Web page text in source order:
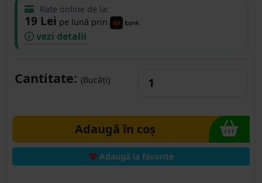
Rate online de la:
19 Lei pe lună prin
vezi detalii
Cantitate: (Bucăți)
Adaugă în coș
Adaugă la favorite